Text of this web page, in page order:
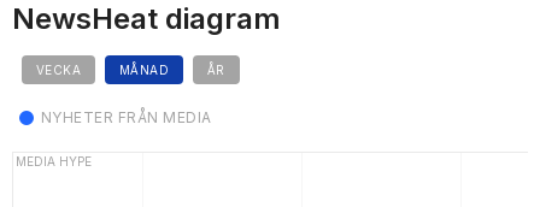
NewsHeat diagram
VECKA MÅNAD ÅR
NYHETER FRÅN MEDIA